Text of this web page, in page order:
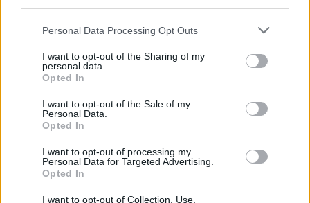
Personal Data Processing Opt Outs
I want to opt-out of the Sharing of my
personal data.
Opted In
I want to opt-out of the Sale of my
Personal Data.
Opted In
I want to opt-out of processing my
Personal Data for Targeted Advertising.
Opted In
I want to opt-out of Collection, Use,
together.
B-5
B-8
B-7
B-10
B-12
B-11
Tip: Paint fin edges
silver.
Enlace a esta página